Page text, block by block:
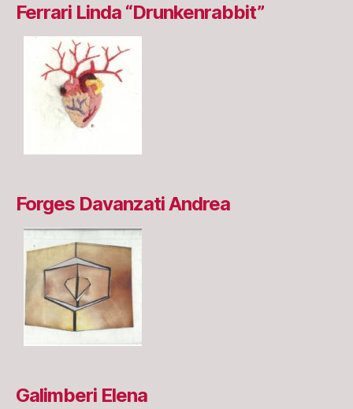
Ferrari Linda “Drunkenrabbit”
Forges Davanzati Andrea
Galimberi Elena